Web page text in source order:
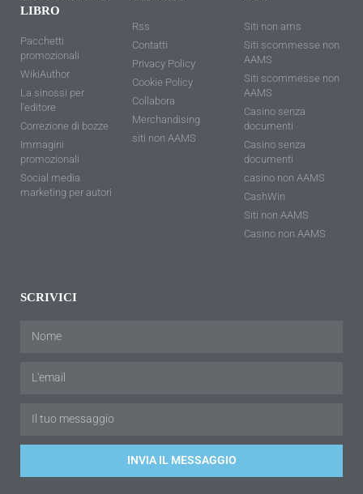
LIBRO
Pacchetti
promozionali
WikiAuthor
La sinossi per
l'editore
Correzione di bozze
Immagini
promozionali
Social media
marketing per autori
Rss
Contatti
Privacy Policy
Cookie Policy
Collabora
Merchandising
siti non AAMS
Siti non ams
Siti scommesse non
AAMS
Siti scommesse non
AAMS
Casino senza
documenti
Casino senza
documenti
casino non AAMS
CashWin
Siti non AAMS
Casino non AAMS
SCRIVICI
INVIA IL MESSAGGIO